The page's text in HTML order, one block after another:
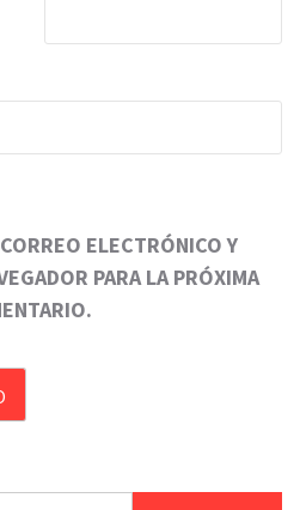
ELECTRÓNICO Y
PARA LA PRÓXIMA